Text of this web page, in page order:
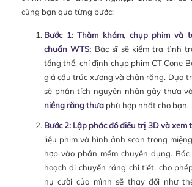
cùng bạn qua từng bước:
Bước 1: Thăm khám, chụp phim và
chuẩn WTS: Bác sĩ sẽ kiểm tra tình
tổng thể, chỉ định chụp phim CT Cone
giá cấu trúc xương và chân răng. Dựa
sẽ phân tích nguyên nhân gây thưa
niềng răng thưaphù hợp nhất cho bạn.
Bước 2: Lập phác đồ điều trị 3D và xem
liệu phim và hình ảnh scan trong
hợp vào phần mềm chuyên dụng.
hoạch di chuyển răng chi tiết, cho
nụ cười của mình sẽ thay đổi như